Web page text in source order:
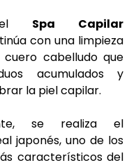
el Spa Capilar
con una limpieza
cabelludo que
acumulados y
la piel capilar.
se realiza el
japonés, uno de los